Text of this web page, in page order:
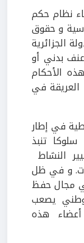
نظام حكم
و حقوق
الجزائرية
بدني أو
الأحكام
العريقة في
في إطار
تنبذ
النشاط
و في ظل
مجال حفظ
يصعب
هذه